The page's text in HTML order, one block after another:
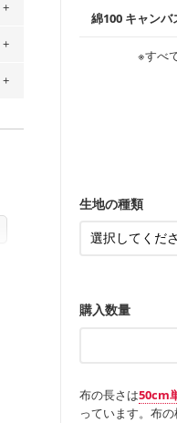
・布団カバー
・スカート、
・スタイ、お
・ブラウス、
・パジャマなど
・ブラウス、
コットン75％
ス生地よりもふ
綾織りの生地
がらも柔らか
・レッスンバ
・カーテン、
・パンツ、タ
もっと詳しく見る
綿100 キャン
夫で高い耐久
ンケースなど
・インテリア用品
もっと詳しく見る
※すべ
生地の種類
購入数量
布の長さは50cm
っています。布